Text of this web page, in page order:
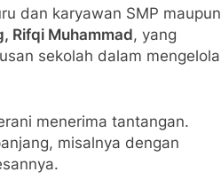
dan karyawan SMP maupun
Rifqi Muhammad, yang
sekolah dalam mengelola
menerima tantangan.
misalnya dengan